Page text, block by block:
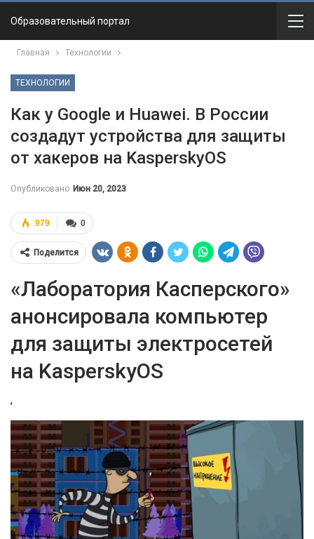
Образовательный портал
Главная Технологии
ТЕХНОЛОГИИ
Как у Google и Huawei. В России
создадут устройства для защиты
от хакеров на KasperskyOS
Опубликовано Июн 20, 2023
0
979
Поделится
«Лаборатория Касперского»
анонсировала компьютер
для защиты электросетей
на KasperskyOS
,